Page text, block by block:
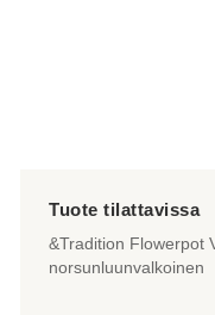
&Tradition Flowerpot
norsunluunvalkoinen